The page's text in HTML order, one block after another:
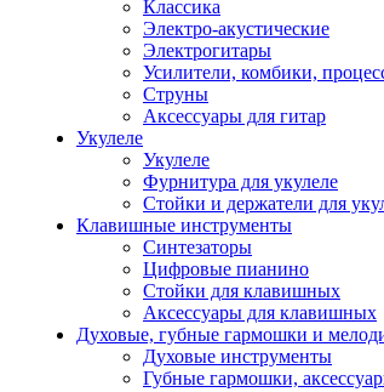
Классика
Электро-акустические
Электрогитары
Усилители, комбики,
Струны
Аксессуары для гитар
Укулеле
Укулеле
Фурнитура для укулеле
Стойки и держатели для
Клавишные инструменты
Синтезаторы
Цифровые пианино
Стойки для клавишных
Аксессуары для клавишных
Духовые, губные гармошки и
Духовые инструменты
Губные гармошки,